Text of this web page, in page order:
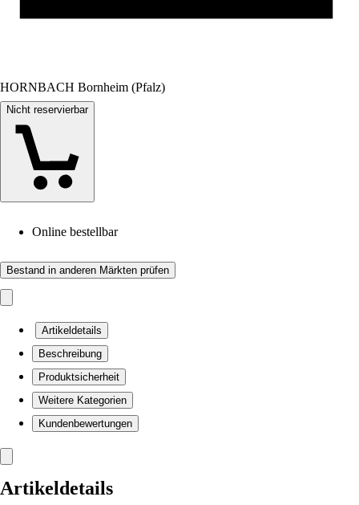
HORNBACH Bornheim (Pfalz)
Nicht reservierbar
Online bestellbar
Bestand in anderen Märkten prüfen
Artikeldetails
Beschreibung
Produktsicherheit
Weitere Kategorien
Kundenbewertungen
Artikeldetails